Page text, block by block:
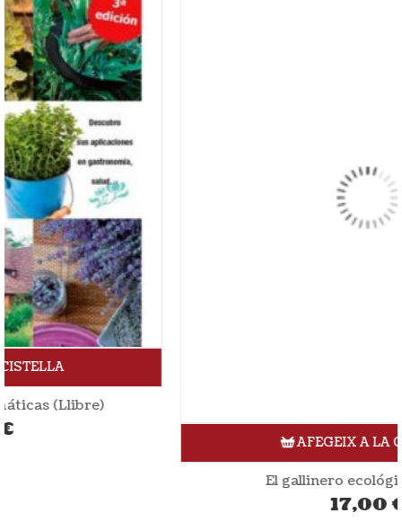
AFEGEIX A LA CISTELLA
El gallinero ecológico (Llibre)